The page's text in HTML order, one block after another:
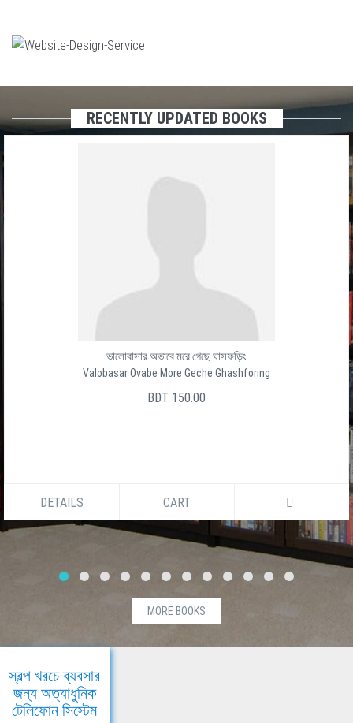
RECENTLY UPDATED BOOKS
ভালোবাসার অভাবে মরে গেছে ঘাসফড়িং
Valobasar Ovabe More Geche Ghashforing
BDT 150.00
DETAILS CART
MORE BOOKS
স্বল্প খরচে ব্যবসার
জন্য অত্যাধুনিক
টেলিফোন সিস্টেম